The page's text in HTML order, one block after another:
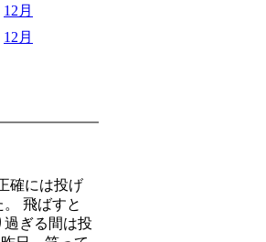
12月
12月
確には投げ
飛ばすと
ぎる間は投